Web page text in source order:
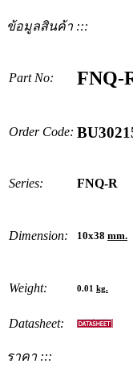
ข้อมูลสินค้า :::
Part No: FNQ-
Order Code:
Series: FNQ-R
Dimension: 10x38 mm.
Weight: 0.01 kg.
Datasheet:
ราคา :::